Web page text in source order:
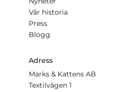
Vår historia
Press
Blogg
Adress
Marks & Kattens AB
Textilvägen 1